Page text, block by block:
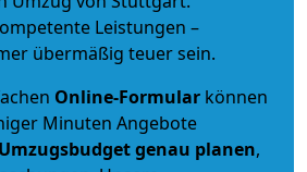
Leistungen –
übermäßig teuer sein.
Online-Formular können
Minuten Angebote
Umzugsbudgetgenau planen,